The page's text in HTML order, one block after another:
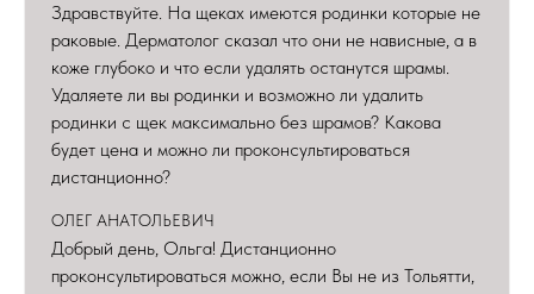
Здравствуйте. На щеках имеются родинки которые не
раковые. Дерматолог сказал что они не нависные, а в
коже глубоко и что если удалять останутся шрамы.
Удаляете ли вы родинки и возможно ли удалить
родинки с щек максимально без шрамов? Какова
будет цена и можно ли проконсультироваться
дистанционно?
ОЛЕГ АНАТОЛЬЕВИЧ
Добрый день, Ольга! Дистанционно
проконсультироваться можно, если Вы не из Тольятти,